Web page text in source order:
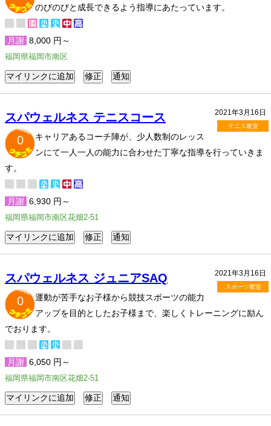
のびのびと成長できるよう指導にあたっています。
月謝 8,000 円～
福岡県福岡市南区
2021年3月16日
テニス教室
スパウェルネス テニスコース
0
キャリアあるコーチ陣が、少人数制のレッス
ンにて一人一人の能力に合わせた丁寧な指導を行っていきま
す。
月謝 6,930 円～
福岡県福岡市南区花畑2-51
2021年3月16日
スポーツ教室
スパウェルネス ジュニアSAQ
0
運動が苦手なお子様から競技スポーツの能力
アップを目的としたお子様まで、楽しくトレーニングに励ん
でおります。
月謝 6,050 円～
福岡県福岡市南区花畑2-51